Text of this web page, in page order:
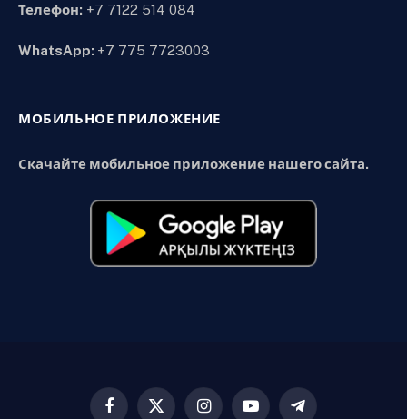
Телефон: +7 7122 514 084
WhatsApp: +7 775 7723003
МОБИЛЬНОЕ ПРИЛОЖЕНИЕ
Скачайте мобильное приложение нашего сайта.
Facebook
X InstagramYouTubeTelegram